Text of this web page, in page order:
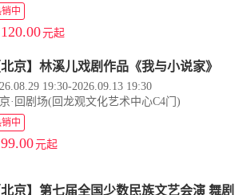
中
120.00元起
北京】林溪儿戏剧作品《我与小说家》
19:30-2026.09.13 19:30
·回剧场(回龙观文化艺术中心C4门)
中
99.00元起
北京】第七届全国少数民族文艺会演 舞剧